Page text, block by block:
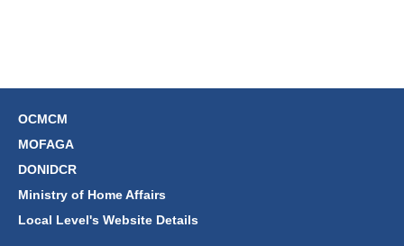
OCMCM
MOFAGA
DONIDCR
Ministry of Home Affairs
Local Level's Website Details